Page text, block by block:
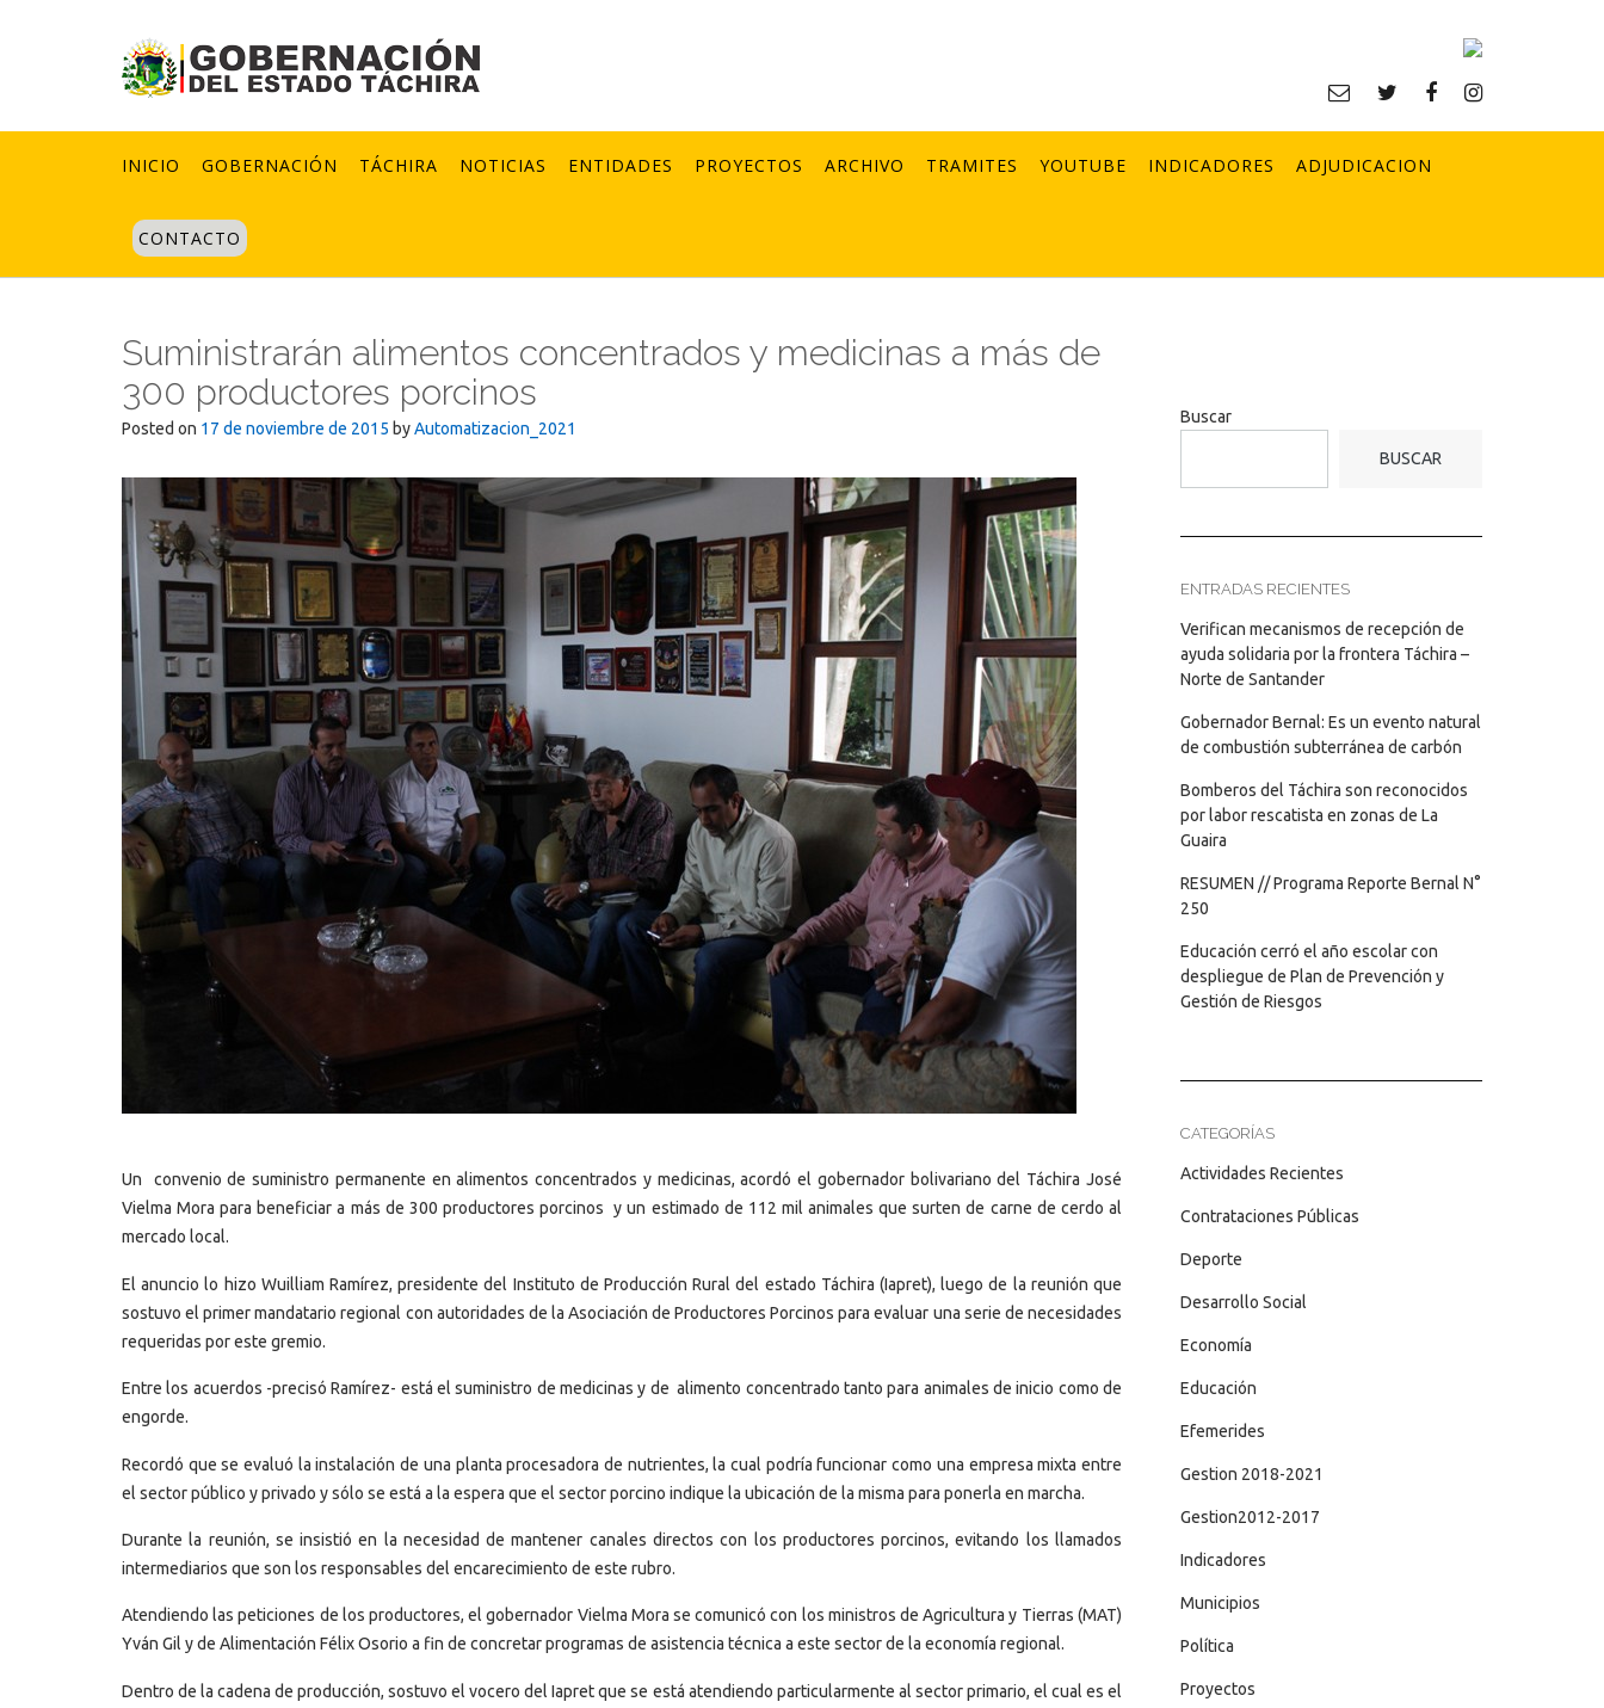
INICIO GOBERNACIÓN TÁCHIRA NOTICIAS ENTIDADES PROYECTOS ARCHIVO TRAMITES YOUTUBE INDICADORES ADJUDICACION
CONTACTO
Suministrarán alimentos concentrados y medicinas a más de
300 productores porcinos
Posted on 17 de noviembre de 2015 byAutomatizacion_2021
Un convenio de suministro permanente en alimentos concentrados y medicinas, acordó el gobernador bolivariano del Táchira José
Vielma Mora para beneficiar a más de 300 productores porcinos y un estimado de 112 mil animales que surten de carne de cerdo al
mercado local.
El anuncio lo hizo Wuilliam Ramírez, presidente del Instituto de Producción Rural del estado Táchira (Iapret), luego de la reunión que
sostuvo el primer mandatario regional con autoridades de la Asociación de Productores Porcinos para evaluar una serie de necesidades
requeridas por este gremio.
Entre los acuerdos -precisó Ramírez- está el suministro de medicinas y de alimento concentrado tanto para animales de inicio como de
engorde.
Recordó que se evaluó la instalación de una planta procesadora de nutrientes, la cual podría funcionar como una empresa mixta entre
el sector público y privado y sólo se está a la espera que el sector porcino indique la ubicación de la misma para ponerla en marcha.
Durante la reunión, se insistió en la necesidad de mantener canales directos con los productores porcinos, evitando los llamados
intermediarios que son los responsables del encarecimiento de este rubro.
Atendiendo las peticiones de los productores, el gobernador Vielma Mora se comunicó con los ministros de Agricultura y Tierras (MAT)
Yván Gil y de Alimentación Félix Osorio a fin de concretar programas de asistencia técnica a este sector de la economía regional.
Dentro de la cadena de producción, sostuvo el vocero del Iapret que se está atendiendo particularmente al sector primario, el cual es el
Buscar
BUSCAR
ENTRADAS RECIENTES
Verifican mecanismos de recepción de
ayuda solidaria por la frontera Táchira –
Norte de Santander
Gobernador Bernal: Es un evento natural
de combustión subterránea de carbón
Bomberos del Táchira son reconocidos
por labor rescatista en zonas de La
Guaira
RESUMEN // Programa Reporte Bernal N°
250
Educación cerró el año escolar con
despliegue de Plan de Prevención y
Gestión de Riesgos
CATEGORÍAS
Actividades Recientes
Contrataciones Públicas
Deporte
Desarrollo Social
Economía
Educación
Efemerides
Gestion 2018-2021
Gestion2012-2017
Indicadores
Municipios
Política
Proyectos